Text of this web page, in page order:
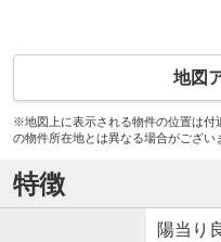
地図
※地図上に表示される物件の位置は付
の物件所在地とは異なる場合がござい
特徴
陽当り